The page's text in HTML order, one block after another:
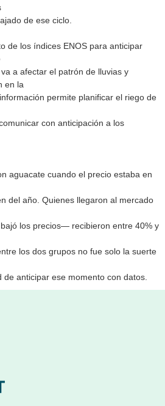
de ese ciclo.
de los índices ENOS para anticipar
a afectar el patrón de lluvias y
en la
permite planificar el riego de
con anticipación a los
aguacate cuando el precio estaba en
del año. Quienes llegaron al mercado
los precios— recibieron entre 40% y
los dos grupos no fue solo la suerte
anticipar ese momento con datos.